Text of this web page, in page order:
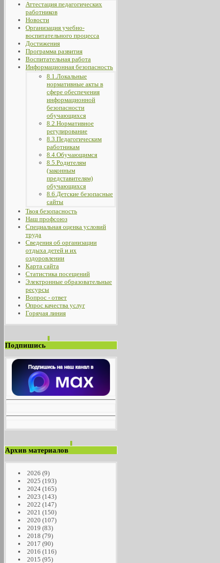
Аттестация педагогических
работников
Новости
Организация учебно-
воспитательного процесса
Достижения
Программа развития
Воспитательная работа
Информационная безопасность
8.1.Локальные
нормативные акты в
сфере обеспечения
информационной
безопасности
обучающихся
8.2.Нормативное
регулирование
8.3.Педагогическим
работникам
8.4.Обучающимся
8.5.Родителям
(законным
представителям)
обучающихся
8.6.Детские безопасные
сайты
Твоя безопасность
Наш профсоюз
Специальная оценка условий
труда
Сведения об организации
отдыха детей и их
оздоровлении
Карта сайта
Статистика посещений
Электронные образовательные
ресурсы
Вопрос - ответ
Опрос качества услуг
Горячая линия
Подпишись
Архив материалов
2026 (9)
2025 (193)
2024 (165)
2023 (143)
2022 (147)
2021 (150)
2020 (107)
2019 (83)
2018 (79)
2017 (90)
2016 (116)
2015 (95)